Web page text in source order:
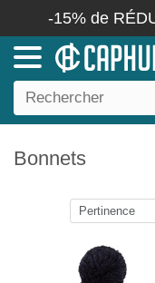
-15% de
Bonnets